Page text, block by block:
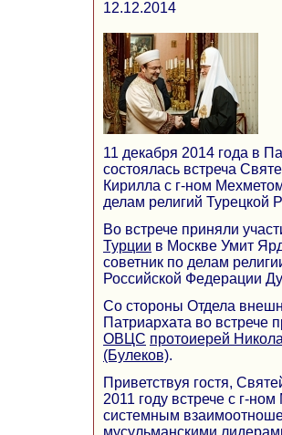
12.12.2014
11 декабря 2014 года в
состоялась встреча
Кирилла с г-ном
делам религий Турецкой
Во встрече приняли
Турции в Москве Умит
советник по делам
Российской Федерации
Со стороны Отдела
Патриархата во встрече
ОВЦС протоиерей
(Булеков).
Приветствуя гостя,
2011 году встрече с г-
системным
мусульманскими